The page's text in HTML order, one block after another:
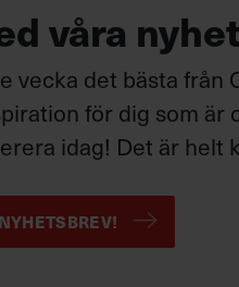
våra
vecka det bästa från
för dig som är
idag! Det är helt